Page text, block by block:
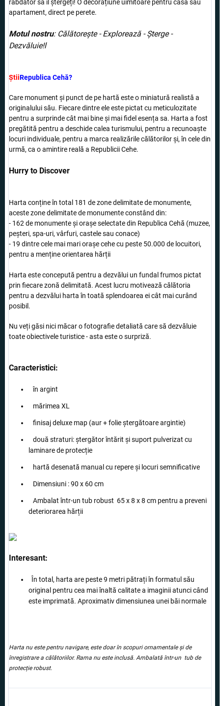
răbdător să îl ștergeți! O decorațiune uimitoare pentru casă sau
apartament, direct pe perete.
Motul nostru: Călătorește - Explorează - Șterge -
Dezvăluie!l
ȘtiiRepublica Cehă?
Care monument și punct de pe hartă este o miniatură realistă a
originalului său. Fiecare dintre ele este pictat cu meticulozitate
pentru a surprinde cât mai bine și mai fidel esența sa. Harta a fost
pregătită pentru a deschide calea turismului, pentru a recunoaște
locuri individuale, pentru a marca realizările călătorilor și, în cele din
urmă, ca o amintire reală a Republicii Cehe.
Hurry to Discover
Harta conține în total 181 de zone delimitate de monumente,
aceste zone delimitate de monumente constând din:
- 162 de monumente și orașe selectate din Republica Cehă (muzee,
peșteri, spa-uri, vârfuri, castele sau conace)
- 19 dintre cele mai mari orașe cehe cu peste 50.000 de locuitori,
pentru a menține orientarea hărții
Harta este concepută pentru a dezvălui un fundal frumos pictat
prin fiecare zonă delimitată. Acest lucru motivează călătoria
pentru a dezvălui harta în toată splendoarea ei cât mai curând
posibil.
Nu veți găsi nici măcar o fotografie detaliată care să dezvăluie
toate obiectivele turistice - asta este o surpriză.
Caracteristici:
în argint
mărimea XL
finisaj deluxe map (aur + folie ștergătoare argintie)
două straturi: ștergător întărit și suport pulverizat cu
laminare de protecție
hartă desenată manual cu repere și locuri semnificative
Dimensiuni : 90 x 60 cm
Ambalat într-un tub robust 65 x 8 x8 cm pentru a preveni
deteriorarea hărții
Interesant:
În total, harta are peste 9 metri pătrați în formatul său
original pentru cea mai înaltă calitate a imaginii atunci când
este imprimată. Aproximativ dimensiunea unei băi normale
Harta nu este pentru navigare, este doar în scopuri ornamentale și de
înregistrare a călătoriilor. Rama nu este inclusă. Ambalată într-un tub de
protecție robust.